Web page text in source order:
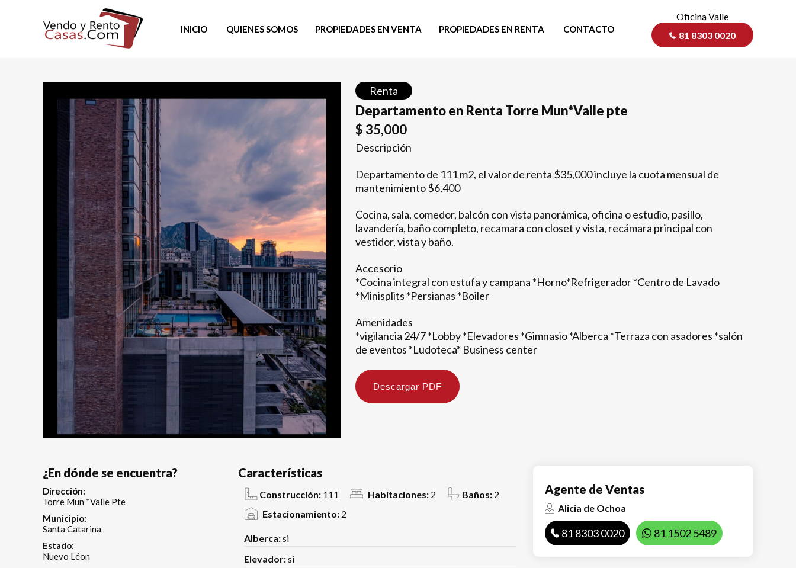
INICIO QUIENES SOMOS PROPIEDADES EN VENTA PROPIEDADES EN RENTA CONTACTO
Oficina Valle
81 8303 0020
Renta
Departamento en Renta Torre Mun*Valle pte
$ 35,000
Descripción
Departamento de 111 m2, el valor de renta $35,000 incluye la cuota mensual de
mantenimiento $6,400
Cocina, sala, comedor, balcón con vista panorámica, oficina o estudio, pasillo,
lavandería, baño completo, recamara con closet y vista, recámara principal con
vestidor, vista y baño.
Accesorio
*Cocina integral con estufa y campana *Horno*Refrigerador *Centro de Lavado
*Minisplits *Persianas *Boiler
Amenidades
*vigilancia 24/7 *Lobby *Elevadores *Gimnasio *Alberca *Terraza con asadores *salón
de eventos *Ludoteca* Business center
Descargar PDF
¿En dónde se encuentra?
Dirección:
Torre Mun *Valle Pte
Municipio:
Santa Catarina
Estado:
Nuevo Léon
Características
Construcción: 111 Habitaciones: 2 Baños: 2
Estacionamiento: 2
Alberca:si
Elevador:si
Agente de Ventas
Alicia de Ochoa
81 8303 0020 81 1502 5489